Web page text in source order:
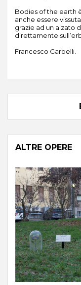
Bodies of the earth
anche essere
grazie ad un alzato
direttamente
Francesco Garbelli.
ALTRE OPERE